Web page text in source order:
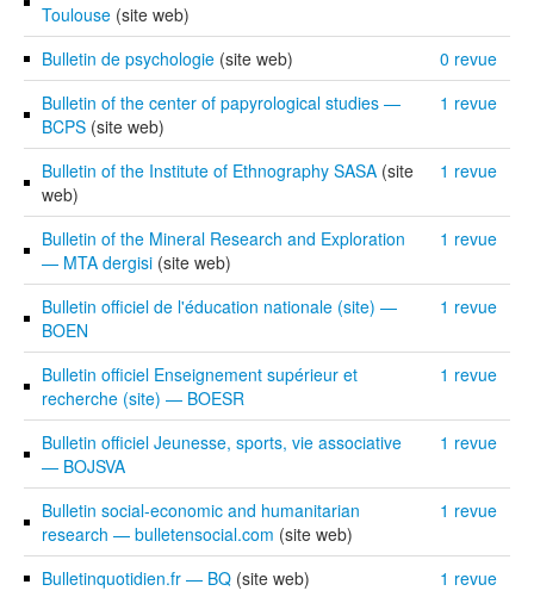
Toulouse(site web)
Bulletin de psychologie(site web)
0 revue
Bulletin of the center of papyrological studies —
BCPS(site web)
1 revue
Bulletin of the Institute of Ethnography SASA(site
web)
1 revue
Bulletin of the Mineral Research and Exploration
— MTA dergisi(site web)
1 revue
Bulletin officiel de l'éducation nationale (site) —
BOEN
1 revue
Bulletin officiel Enseignement supérieur et
recherche (site) — BOESR
1 revue
Bulletin officiel Jeunesse, sports, vie associative
— BOJSVA
1 revue
Bulletin social-economic and humanitarian
research — bulletensocial.com (site web)
1 revue
Bulletinquotidien.fr — BQ(site web)
1 revue